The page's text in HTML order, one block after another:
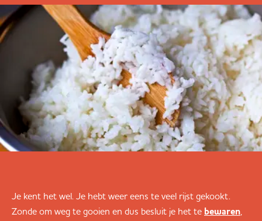
Je kent het wel. Je hebt weer eens te veel rijst gekookt.
Zonde om weg te gooien en dus besluit je het te bewaren,